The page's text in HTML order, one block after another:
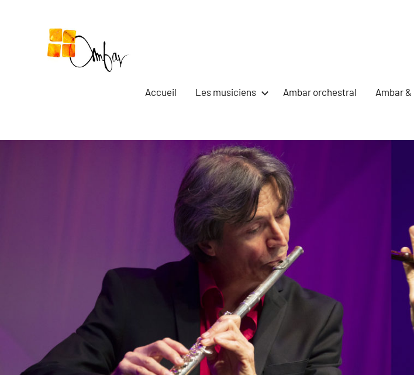
Accueil Les musiciens Ambar orchestral Ambar